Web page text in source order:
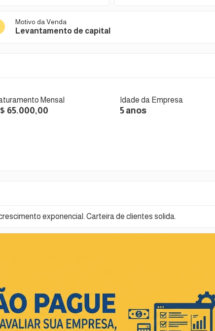
Motivo da Venda
Levantamento de capital
Mensal
65.000,00
Idade da Empresa
5 anos
exponencial. Carteira de clientes solida.